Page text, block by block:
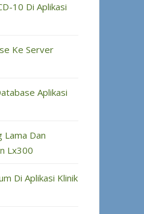
10 Di Aplikasi
Ke Server
Aplikasi
Lama Dan
Lx300
Di Aplikasi Klinik